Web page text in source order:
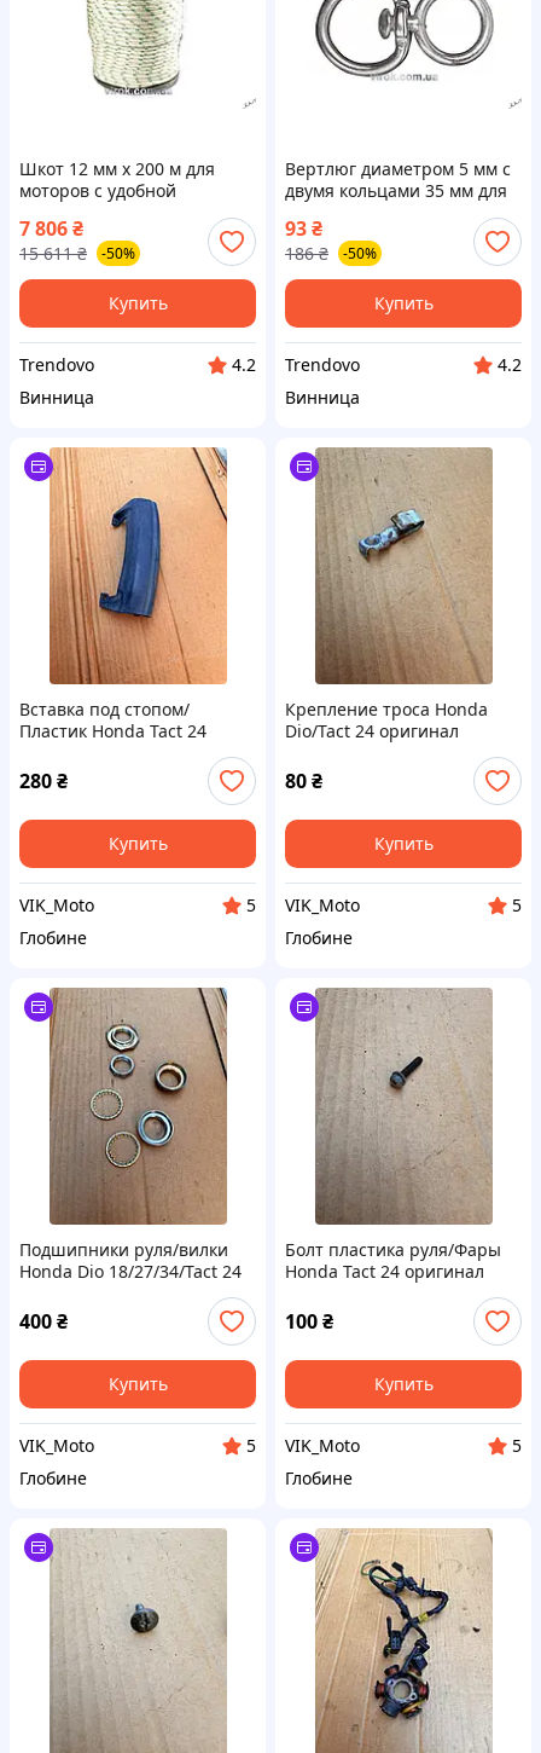
Шкот 12 мм х 200 м для
моторов с удобной
пластиковой бобиной для
надежного крепления
7 806₴
15 611 ₴ -50%
Купить
Trendovo
4.2
Винница
Вертлюг диаметром 5 мм с
двумя кольцами 35 мм для
использования
93₴
186 ₴ -50%
Купить
Trendovo
4.2
Винница
Вставка под стопом/
Пластик Honda Tact 24
280₴
Купить
VIK_Moto
5
Глобине
Крепление троса Honda
Dio/Tact 24 оригинал
80₴
Купить
VIK_Moto
5
Глобине
Подшипники руля/вилки
Honda Dio 18/27/34/Tact 24
400₴
Купить
VIK_Moto
5
Глобине
Болт пластика руля/Фары
Honda Tact 24 оригинал
100₴
Купить
VIK_Moto
5
Глобине